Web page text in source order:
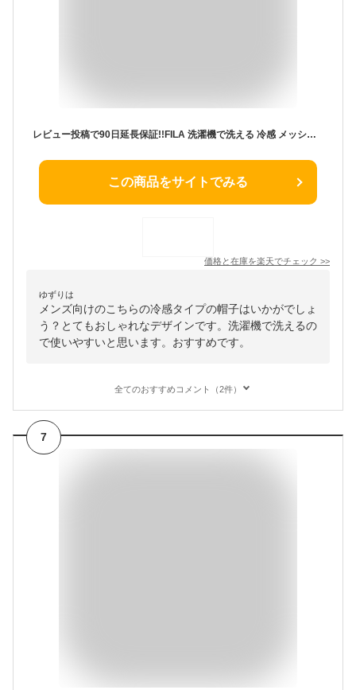
レビュー投稿で90日延長保証!!FILA 洗濯機で洗える 冷感 メッシュキャップ M〜LLサイズ CCT 冷たい 涼しい サイズ調整 ベースボールキャップ 野球帽 キャップ 熱中症対策 紫外線対策 UVケア 日よけ 父の日 敬老の日 メンズ 男性 紳士 春夏 262-013002 帽子 メール便送料無料
この商品をサイトでみる
価格と在庫を楽天でチェック >>
ゆずりは
メンズ向けのこちらの冷感タイプの帽子はいかがでしょ
う？とてもおしゃれなデザインです。洗濯機で洗えるの
で使いやすいと思います。おすすめです。
全てのおすすめコメント（2件）
7